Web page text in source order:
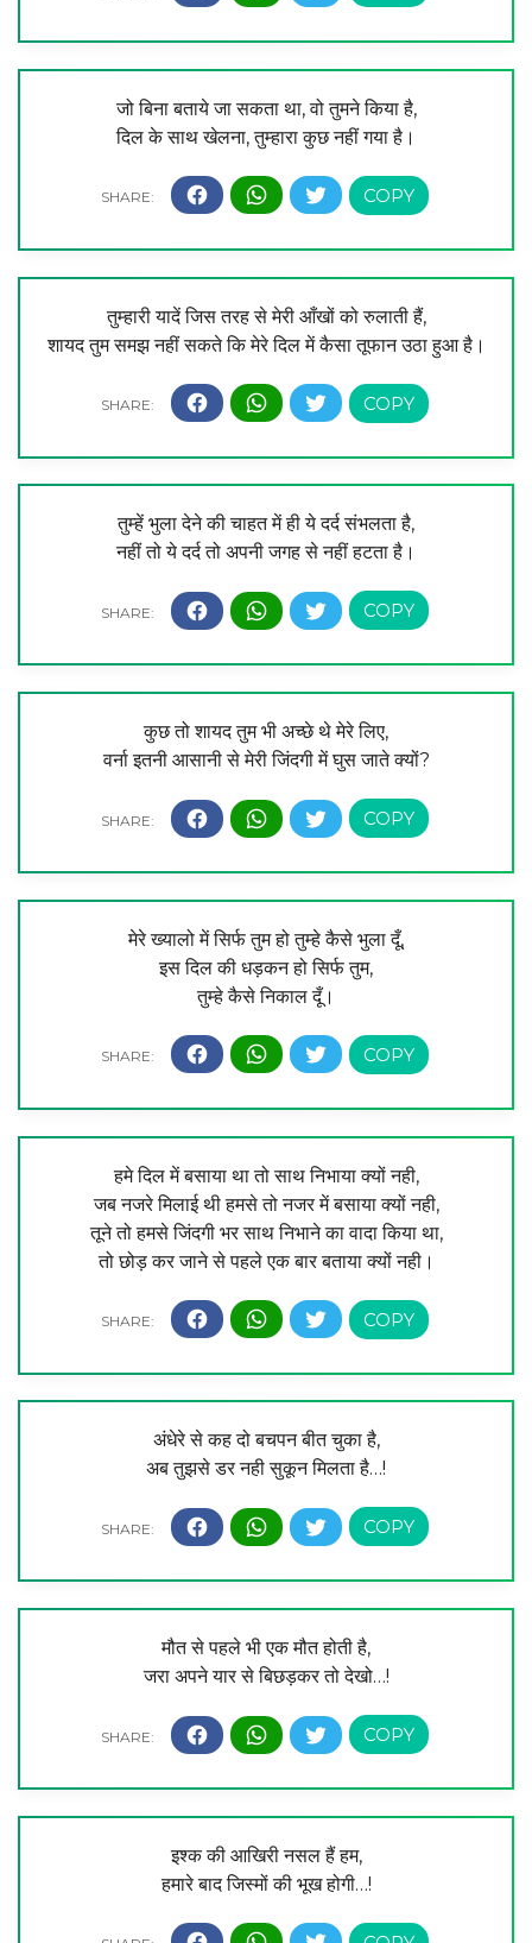
जो बिना बताये जा सकता था, वो तुमने किया है,
दिल के साथ खेलना, तुम्हारा कुछ नहीं गया है।
तुम्हारी यादें जिस तरह से मेरी आँखों को रुलाती हैं,
शायद तुम समझ नहीं सकते कि मेरे दिल में कैसा तूफान उठा हुआ है।
तुम्हें भुला देने की चाहत में ही ये दर्द संभलता है,
नहीं तो ये दर्द तो अपनी जगह से नहीं हटता है।
कुछ तो शायद तुम भी अच्छे थे मेरे लिए,
वर्ना इतनी आसानी से मेरी जिंदगी में घुस जाते क्यों?
मेरे ख्यालो में सिर्फ तुम हो तुम्हे कैसे भुला दूँ,
इस दिल की धड़कन हो सिर्फ तुम,
तुम्हे कैसे निकाल दूँ।
हमे दिल में बसाया था तो साथ निभाया क्यों नही,
जब नजरे मिलाई थी हमसे तो नजर में बसाया क्यों नही,
तूने तो हमसे जिंदगी भर साथ निभाने का वादा किया था,
तो छोड़ कर जाने से पहले एक बार बताया क्यों नही।
अंधेरे से कह दो बचपन बीत चुका है,
अब तुझसे डर नही सुकून मिलता है…!
मौत से पहले भी एक मौत होती है,
जरा अपने यार से बिछड़कर तो देखो…!
इश्क की आखिरी नसल हैं हम,
हमारे बाद जिस्मों की भूख होगी…!